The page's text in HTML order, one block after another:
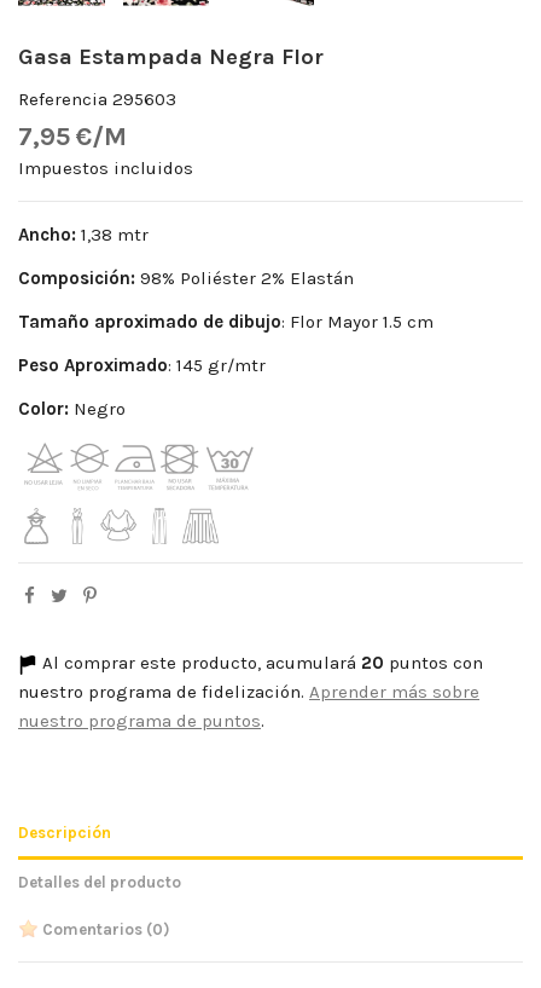
Gasa Estampada Negra Flor
Referencia 295603
7,95 €/M
Impuestos incluidos
Ancho: 1,38 mtr
Composición: 98% Poliéster 2% Elastán
Tamaño aproximado de dibujo: Flor Mayor 1.5 cm
Peso Aproximado: 145 gr/mtr
Color: Negro
Al comprar este producto, acumulará 20 puntos con
nuestro programa de fidelización. Aprender más sobre
nuestro programa de puntos.
Descripción
Detalles del producto
Comentarios (0)